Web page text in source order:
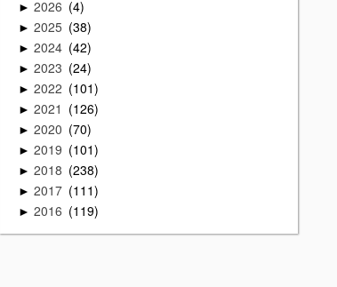
►2026 4
►2025 38
►2024 42
►2023 24
►2022 101
►2021 126
►2020 70
►2019 101
►2018 238
►2017 111
►2016 119